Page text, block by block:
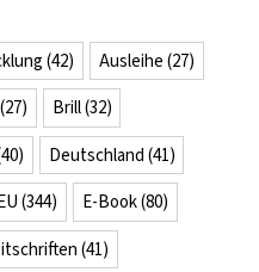
(42) Ausleihe (27)
Brill(32)
Deutschland (41)
(344) E-Book(80)
(41)